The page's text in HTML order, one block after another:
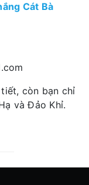
Cát Bà
còn bạn chỉ
và Đảo Khỉ.